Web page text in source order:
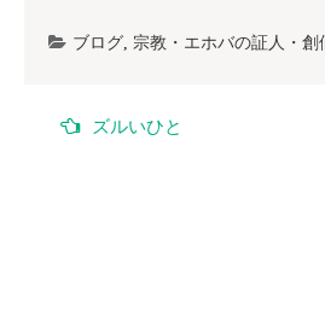
ブログ, 宗教・エホバの証人・創
ズルいひと